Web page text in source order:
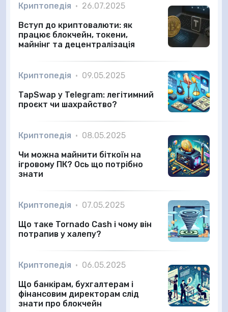
Криптопедія • 26.07.2025
Вступ до криптовалюти: як
працює блокчейн, токени,
майнінг та децентралізація
Криптопедія • 09.05.2025
TapSwap у Telegram: легітимний
проєкт чи шахрайство?
Криптопедія • 08.05.2025
Чи можна майнити біткоїн на
ігровому ПК? Ось що потрібно
знати
Криптопедія • 07.05.2025
Що таке Tornado Cash і чому він
потрапив у халепу?
Криптопедія • 06.05.2025
Що банкірам, бухгалтерам і
фінансовим директорам слід
знати про блокчейн